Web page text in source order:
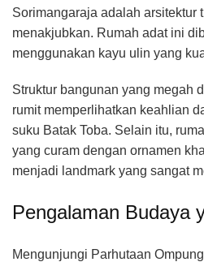
Sorimangaraja adalah arsitektur
menakjubkan. Rumah adat ini
menggunakan kayu ulin yang
Struktur bangunan yang megah
rumit memperlihatkan keahlian
suku Batak Toba. Selain itu,
yang curam dengan ornamen
menjadi landmark yang sangat
Pengalaman Budaya
Mengunjungi Parhutaan